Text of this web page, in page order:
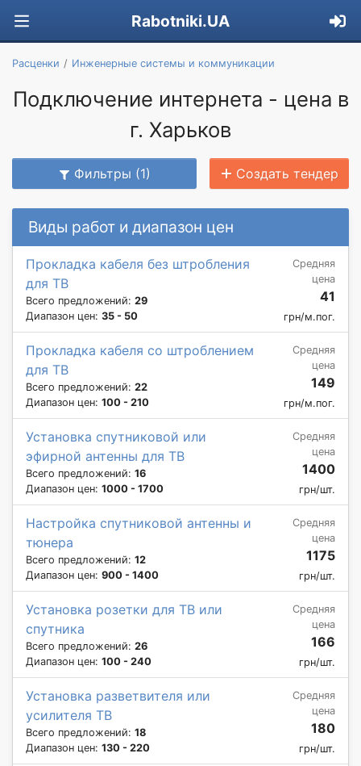
Rabotniki.UA
Расценки Инженерные системы и коммуникации
Подключение интернета - цена в
г. Харьков
Фильтры (1) Создать тендер
Виды работ и диапазон цен
Прокладка кабеля без штробления
для ТВ
Всего предложений: 29
Диапазон цен: 35 - 50
Средняя
цена
41
грн/м.пог.
Прокладка кабеля со штроблением
для ТВ
Всего предложений: 22
Диапазон цен: 100 - 210
Средняя
цена
149
грн/м.пог.
Установка спутниковой или
эфирной антенны для ТВ
Всего предложений: 16
Диапазон цен: 1000 - 1700
Средняя
цена
1400
грн/шт.
Настройка спутниковой антенны и
тюнера
Всего предложений: 12
Диапазон цен: 900 - 1400
Средняя
цена
1175
грн/шт.
Установка розетки для ТВ или
спутника
Всего предложений: 26
Диапазон цен: 100 - 240
Средняя
цена
166
грн/шт.
Установка разветвителя или
усилителя ТВ
Всего предложений: 18
Диапазон цен: 130 - 220
Средняя
цена
180
грн/шт.